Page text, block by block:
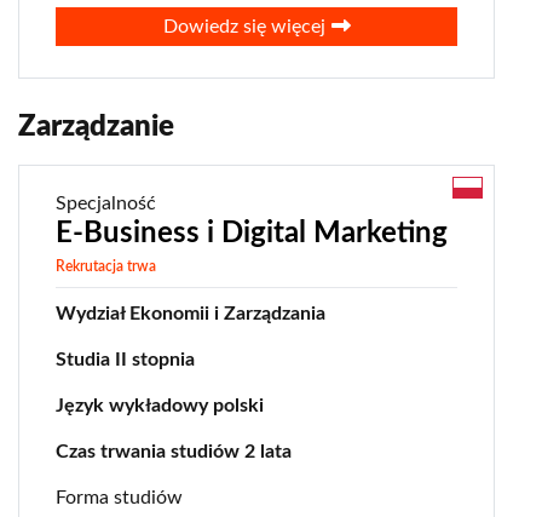
Dowiedz się więcej
Zarządzanie
Specjalność
E-Business i Digital Marketing
Rekrutacja trwa
Wydział Ekonomii i Zarządzania
Studia II stopnia
Język wykładowy polski
Czas trwania studiów 2 lata
Forma studiów